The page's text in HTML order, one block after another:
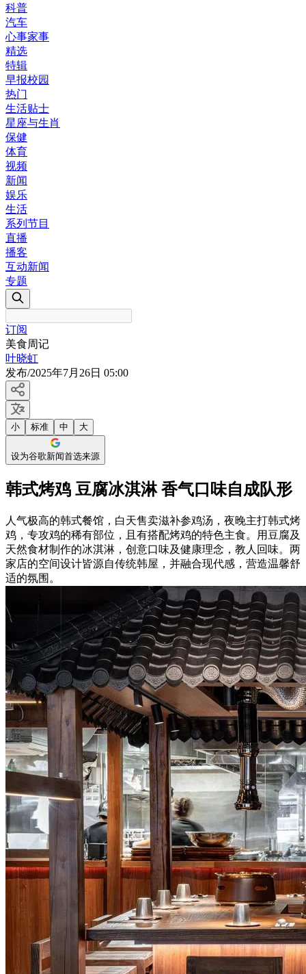
科普
汽车
心事家事
精选
特辑
早报校园
热门
生活贴士
星座与生肖
保健
体育
视频
新闻
娱乐
生活
系列节目
直播
播客
互动新闻
专题
订阅
美食周记
叶晓虹
发布/2025年7月26日 05:00
小 标准 中 大
设为谷歌新闻首选来源
韩式烤鸡 豆腐冰淇淋 香气口味自成队形
人气极高的韩式餐馆，白天售卖滋补参鸡汤，夜晚主打韩式烤
鸡，专攻鸡的稀有部位，且有搭配烤鸡的特色主食。用豆腐及
天然食材制作的冰淇淋，创意口味及健康理念，教人回味。两
家店的空间设计皆源自传统韩屋，并融合现代感，营造温馨舒
适的氛围。